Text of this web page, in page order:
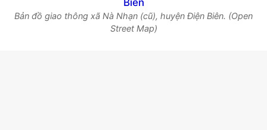
Bản đồ giao thông xã Nà Nhạn (cũ), huyện Điện Biên. (Open
Street Map)